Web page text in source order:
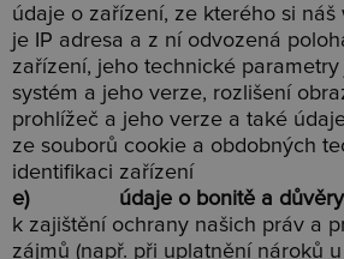
údaje o zařízení, ze kterého si
je IP adresa a z ní odvozená
zařízení, jeho technické
systém a jeho verze, rozlišení
prohlížeč a jeho verze a také
ze souborů cookie a obdobných
identifikaci zařízení
e) údaje o bonitě a
k zajištění ochrany našich práv a
zájmů (např. při uplatnění nároků